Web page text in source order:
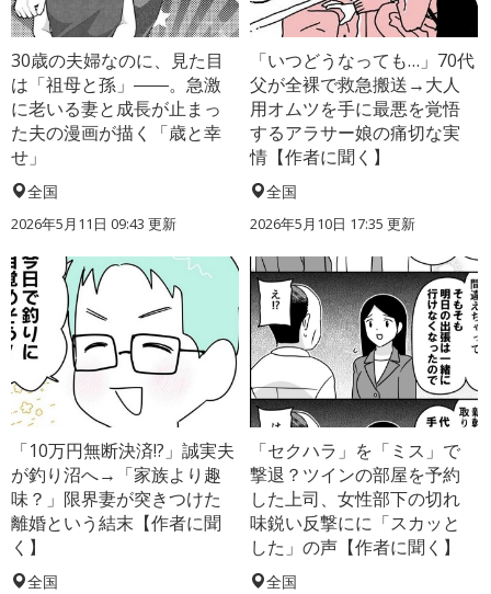
30歳の夫婦なのに、見た目
は「祖母と孫」――。急激
に老いる妻と成長が止まっ
た夫の漫画が描く「歳と幸
せ」
全国
2026年5月11日 09:43 更新
「いつどうなっても…」70代
父が全裸で救急搬送→大人
用オムツを手に最悪を覚悟
するアラサー娘の痛切な実
情【作者に聞く】
全国
2026年5月10日 17:35 更新
「10万円無断決済!?」誠実夫
が釣り沼へ→「家族より趣
味？」限界妻が突きつけた
離婚という結末【作者に聞
く】
全国
「セクハラ」を「ミス」で
撃退？ツインの部屋を予約
した上司、女性部下の切れ
味鋭い反撃にに「スカッと
した」の声【作者に聞く】
全国